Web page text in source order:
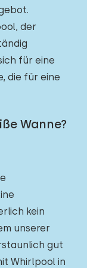
der
für eine
die für eine
Wanne?
kein
unserer
gut
Whirlpool in